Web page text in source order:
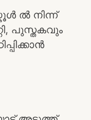
ൽ നിന്ന്
പുസ്തകവും